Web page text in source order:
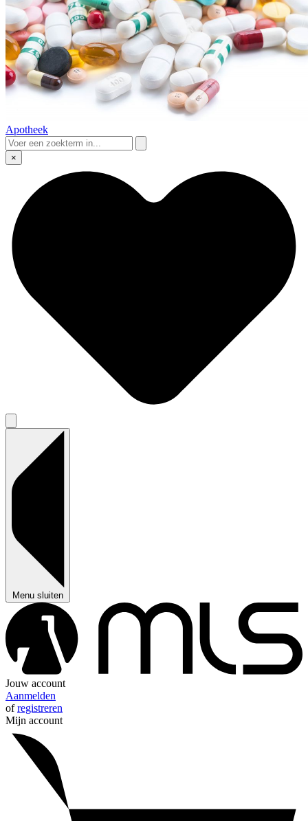
Apotheek
×
Menu sluiten
Jouw account
Aanmelden
ofregistreren
Mijn account